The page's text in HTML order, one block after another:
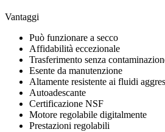
Vantaggi
Può funzionare a secco
Affidabilità eccezionale
Trasferimento senza
Esente da manutenzione
Altamente resistente ai fluidi
Autoadescante
Certificazione NSF
Motore regolabile digitalmente
Prestazioni regolabili